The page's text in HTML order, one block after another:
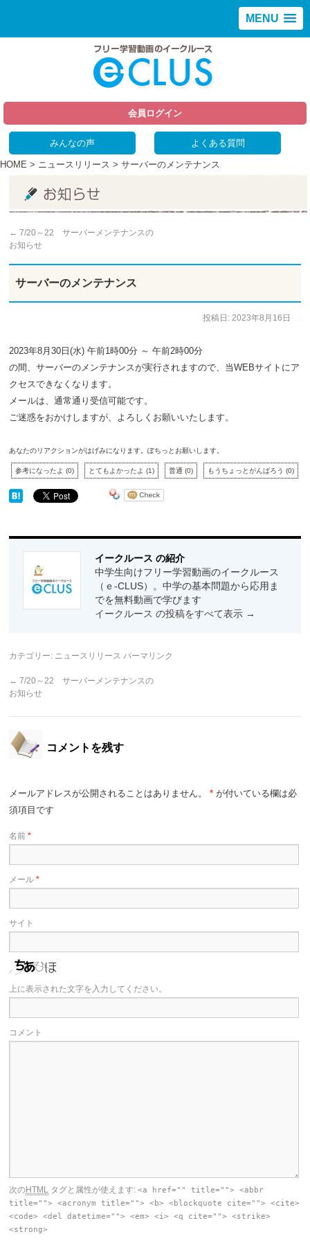
MENU
会員ログイン
みんなの声 よくある質問
HOME > ニュースリリース > サーバーのメンテナンス
← 7/20～22 サーバーメンテナンスの
お知らせ
サーバーのメンテナンス
投稿日: 2023年8月16日
2023年8月30日(水) 午前1時00分 ～ 午前2時00分
の間、サーバーのメンテナンスが実行されますので、当WEBサイトにア
クセスできなくなります。
メールは、通常通り受信可能です。
ご迷惑をおかけしますが、よろしくお願いいたします。
あなたのリアクションがはげみになります。ぽちっとお願いします。
参考になったよ(0) とてもよかったよ(1) 普通(0) もうちょっとがんばろう(0)
イークルース の紹介
中学生向けフリー学習動画のイークルース
（ｅ-CLUS）。中学の基本問題から応用ま
でを無料動画で学びます
イークルース の投稿をすべて表示 →
カテゴリー: ニュースリリース パーマリンク
← 7/20～22 サーバーメンテナンスの
お知らせ
コメントを残す
メールアドレスが公開されることはありません。 * が付いている欄は必
須項目です
名前*
メール*
サイト
上に表示された文字を入力してください。
コメント
次のHTML タグと属性が使えます:<a href="" title=""> <abbr
title=""> <acronym title=""> <b> <blockquote cite=""> <cite>
<code> <del datetime=""> <em> <i> <q cite=""> <strike>
<strong>